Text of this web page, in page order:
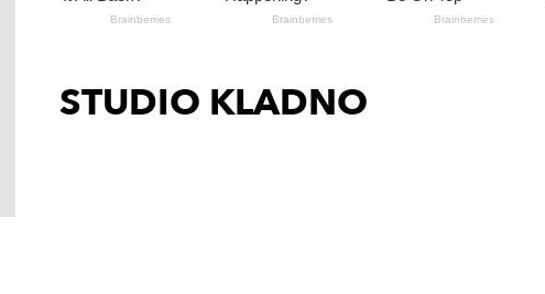
SERVISNÍ STUDIO
STUDIO KLADNO